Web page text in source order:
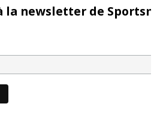
la newsletter de